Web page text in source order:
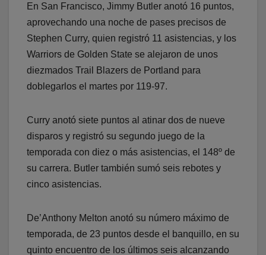
En San Francisco, Jimmy Butler anotó 16 puntos,
aprovechando una noche de pases precisos de
Stephen Curry, quien registró 11 asistencias, y los
Warriors de Golden State se alejaron de unos
diezmados Trail Blazers de Portland para
doblegarlos el martes por 119-97.
Curry anotó siete puntos al atinar dos de nueve
disparos y registró su segundo juego de la
temporada con diez o más asistencias, el 148º de
su carrera. Butler también sumó seis rebotes y
cinco asistencias.
De’Anthony Melton anotó su número máximo de
temporada, de 23 puntos desde el banquillo, en su
quinto encuentro de los últimos seis alcanzando